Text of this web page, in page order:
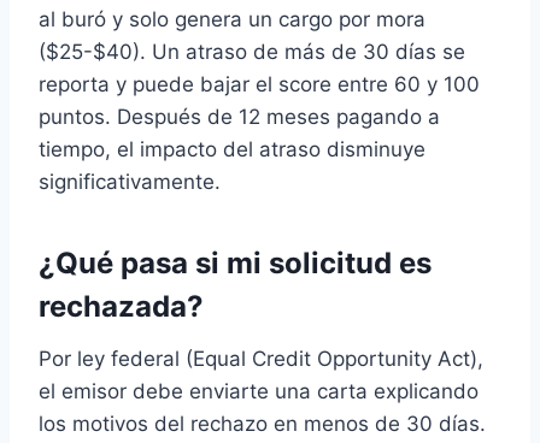
al buró y solo genera un cargo por mora
($25-$40). Un atraso de más de 30 días se
reporta y puede bajar el score entre 60 y 100
puntos. Después de 12 meses pagando a
tiempo, el impacto del atraso disminuye
significativamente.
¿Qué pasa si mi solicitud es
rechazada?
Por ley federal (Equal Credit Opportunity Act),
el emisor debe enviarte una carta explicando
los motivos del rechazo en menos de 30 días.